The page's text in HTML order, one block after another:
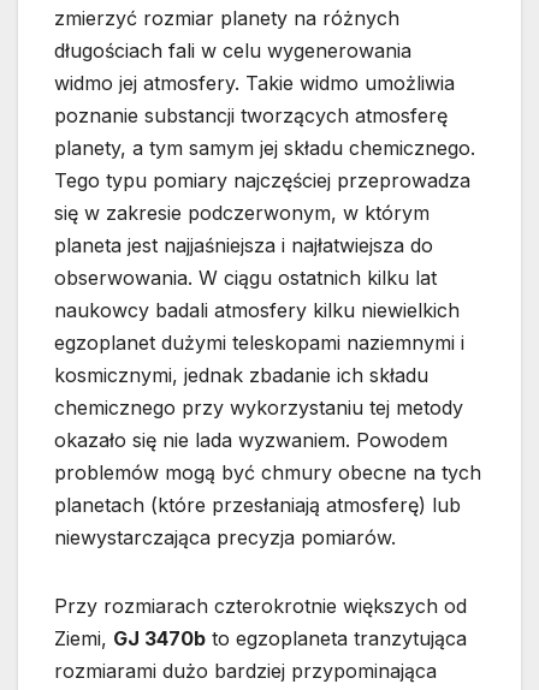
zmierzyć rozmiar planety na różnych
długościach fali w celu wygenerowania
widmo jej atmosfery. Takie widmo umożliwia
poznanie substancji tworzących atmosferę
planety, a tym samym jej składu chemicznego.
Tego typu pomiary najczęściej przeprowadza
się w zakresie podczerwonym, w którym
planeta jest najjaśniejsza i najłatwiejsza do
obserwowania. W ciągu ostatnich kilku lat
naukowcy badali atmosfery kilku niewielkich
egzoplanet dużymi teleskopami naziemnymi i
kosmicznymi, jednak zbadanie ich składu
chemicznego przy wykorzystaniu tej metody
okazało się nie lada wyzwaniem. Powodem
problemów mogą być chmury obecne na tych
planetach (które przesłaniają atmosferę) lub
niewystarczająca precyzja pomiarów.
Przy rozmiarach czterokrotnie większych od
Ziemi, GJ 3470b to egzoplaneta tranzytująca
rozmiarami dużo bardziej przypominająca